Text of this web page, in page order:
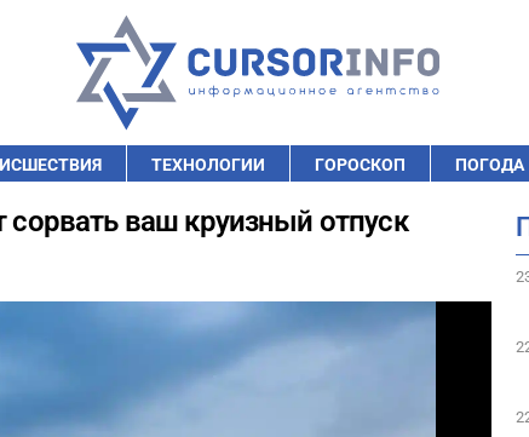
ТЕХНОЛОГИИ ГОРОСКОП ПОГОДА
ваш круизный отпуск